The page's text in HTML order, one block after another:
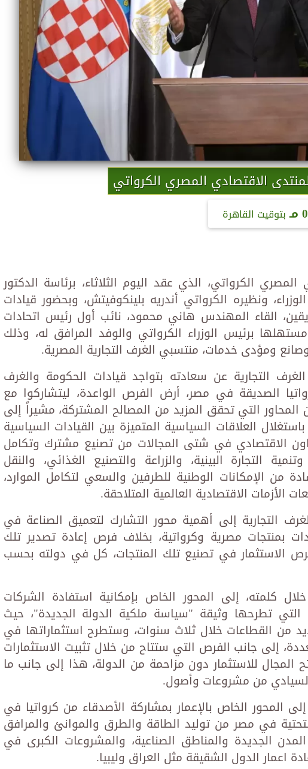
الاقتصادي المصري الكرواتي
بتوقيت القاهرة
الكرواتي، الذي عقد اليوم الثلاثاء، برئاسة الدكتور
ونظيره الكرواتي أندريه بلينكوفيتش، وبحضور قيادات
القاء المهندس هاني محمود، نائب أول رئيس اتحادات
برئيس الوزراء الكرواتي والوفد المرافق له، وذلك
التجارية عن سعادته بتواجد قيادات الحكومة والغرف
الصديقة في مصر، أرض الفرص الواعدة، ليتشاركوا مع
التي تحقق المزيد من المصالح المشتركة، مشيراً إلى
العلاقات السياسية المتميزة بين القيادات السياسية
الاقتصادي في شتى المجالات من تصنيع مشترك وتكامل
التجارة البينية، والزراعة والتصنيع الغذائي، والنقل
من الإمكانات الوطنية للطرفين والسعي لتكامل الموارد،
الاقتصادية العالمية المتلاحقة.
التجارية إلى أهمية محور التشارك لتعميق الصناعة في
بمنتجات مصرية وكرواتية، بخلاف فرص إعادة تصدير تلك
فرص الاستثمار في تصنيع تلك المنتجات، كل في دولته بحسب
كلمته، إلى المحور الخاص بإمكانية استفادة الشركات
التي تطرحها وثيقة "سياسة ملكية الدولة الجديدة"، حيث
من القطاعات خلال ثلاث سنوات، وستطرح استثماراتها في
إلى جانب الفرص التي ستتاح من خلال تثبيت الاستثمارات
للاستثمار دون مزاحمة من الدولة، هذا إلى جانب ما
من مشروعات وأصول.
الخاص بالإعمار بمشاركة الأصدقاء من كرواتيا في
في مصر من توليد الطاقة والطرق والموانئ والمرافق
المدن الجديدة والمناطق الصناعية، والمشروعات الكبرى في
اعمار الدول الشقيقة مثل العراق وليبيا.